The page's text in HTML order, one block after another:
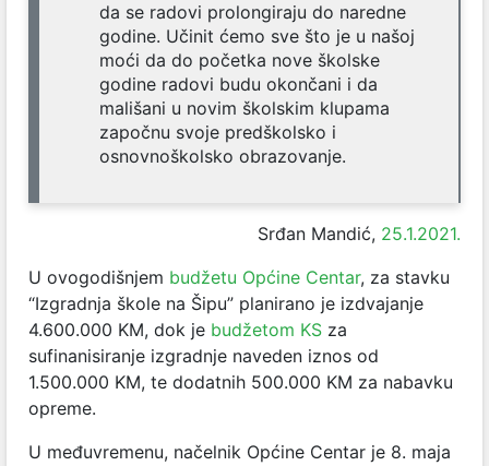
da se radovi prolongiraju do naredne
godine. Učinit ćemo sve što je u našoj
moći da do početka nove školske
godine radovi budu okončani i da
mališani u novim školskim klupama
započnu svoje predškolsko i
osnovnoškolsko obrazovanje.
Srđan Mandić, 25.1.2021.
U ovogodišnjem budžetu Općine Centar, za stavku
“Izgradnja škole na Šipu” planirano je izdvajanje
4.600.000 KM, dok je budžetom KS za
sufinanisiranje izgradnje naveden iznos od
1.500.000 KM, te dodatnih 500.000 KM za nabavku
opreme.
U međuvremenu, načelnik Općine Centar je 8. maja